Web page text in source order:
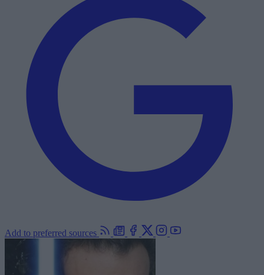
Add to preferred sources